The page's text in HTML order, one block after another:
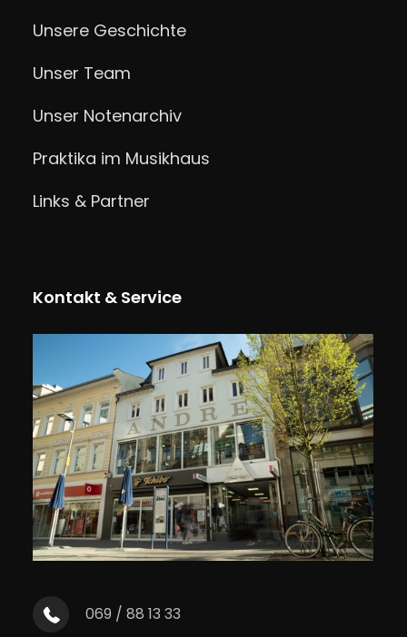
Unsere Geschichte
Unser Team
Unser Notenarchiv
Praktika im Musikhaus
Links & Partner
Kontakt & Service
069 / 88 13 33